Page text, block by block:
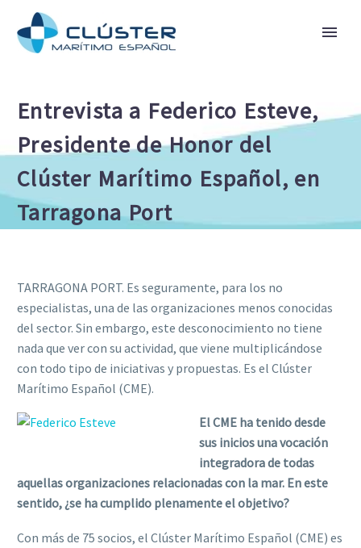
Entrevista a Federico Esteve,
Presidente de Honor del
Clúster Marítimo Español, en
Tarragona Port
TARRAGONA PORT. Es seguramente, para los no
especialistas, una de las organizaciones menos conocidas
del sector. Sin embargo, este desconocimiento no tiene
nada que ver con su actividad, que viene multiplicándose
con todo tipo de iniciativas y propuestas. Es el Clúster
Marítimo Español (CME).
El CME ha tenido desde
sus inicios una vocación
integradora de todas
aquellas organizaciones relacionadas con la mar. En este
sentido, ¿se ha cumplido plenamente el objetivo?
Con más de 75 socios, el Clúster Marítimo Español (CME) es